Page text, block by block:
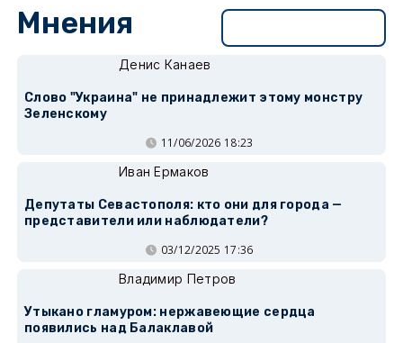
Мнения
Денис Канаев
Слово "Украина" не принадлежит этому монстру
Зеленскому
11/06/2026 18:23
Иван Ермаков
Депутаты Севастополя: кто они для города —
представители или наблюдатели?
03/12/2025 17:36
Владимир Петров
Утыкано гламуром: нержавеющие сердца
появились над Балаклавой